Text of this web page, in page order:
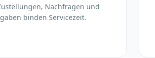
Nachfragen und
binden Servicezeit.